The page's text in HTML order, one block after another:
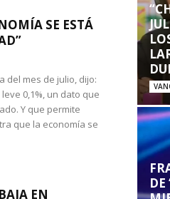
SE ESTÁ
del mes de julio, dijo:
0,1%, un dato que
Y que permite
que la economía se
EN